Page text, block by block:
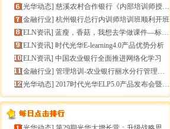
[光华动态] 慈溪农村合作银行《内部培训师授课技能提升》报导
[金融行业] 杭州银行总行内训师培训班顺利开班
[ELN资讯] 蓝瘦，香菇，我想去学做课件—标准课件制作分享会
[ELN资讯] 时代光华E-learning4.0产品优势分析
[ELN资讯] 中国农业银行全面推进网络化学习
[金融行业] 管理培训-农业银行丽水分行管理培训
[光华动态] 2017时代光华ELP5.0产品发布会暨构建企业员工